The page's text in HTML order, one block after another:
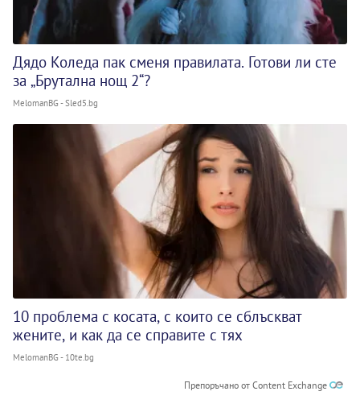
Дядо Коледа пак сменя правилата. Готови ли сте
за „Брутална нощ 2“?
MelomanBG - Sled5.bg
10 проблема с косата, с които се сблъскват
жените, и как да се справите с тях
MelomanBG - 10te.bg
Препоръчано от Content Exchange